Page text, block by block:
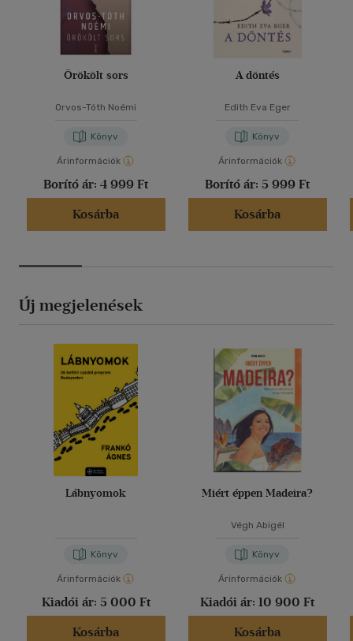
Örökölt sors
Orvos-Tóth Noémi
Könyv
Árinformációk
Borító ár: 4 999 Ft
Kosárba
A döntés
Edith Eva Eger
Könyv
Árinformációk
Borító ár: 5 999 Ft
Kosárba
Új megjelenések
Lábnyomok
Könyv
Árinformációk
Kiadói ár: 5 000 Ft
Kosárba
Miért éppen Madeira?
Végh Abigél
Könyv
Árinformációk
Kiadói ár: 10 900 Ft
Kosárba